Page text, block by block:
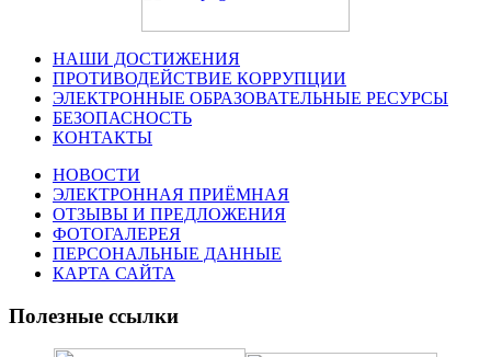
НАШИ ДОСТИЖЕНИЯ
ПРОТИВОДЕЙСТВИЕ КОРРУПЦИИ
ЭЛЕКТРОННЫЕ ОБРАЗОВАТЕЛЬНЫЕ РЕСУРСЫ
БЕЗОПАСНОСТЬ
КОНТАКТЫ
НОВОСТИ
ЭЛЕКТРОННАЯ ПРИЁМНАЯ
ОТЗЫВЫ И ПРЕДЛОЖЕНИЯ
ФОТОГАЛЕРЕЯ
ПЕРСОНАЛЬНЫЕ ДАННЫЕ
КАРТА САЙТА
Полезные ссылки